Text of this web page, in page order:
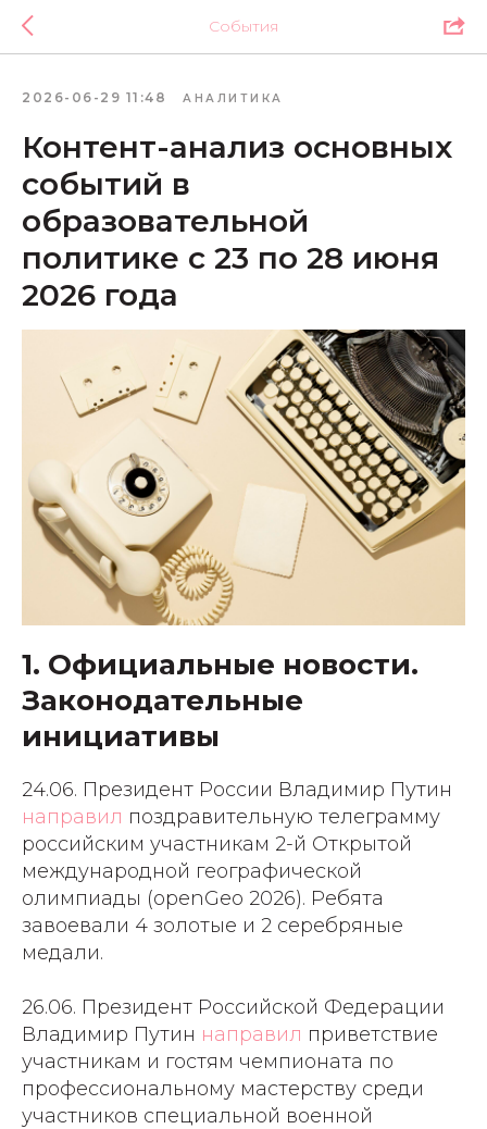
События
2026-06-29 11:48 АНАЛИТИКА
Контент-анализ основных
событий в
образовательной
политике с 23 по 28 июня
2026 года
1. Официальные новости.
Законодательные
инициативы
24.06. Президент России Владимир Путин
направил поздравительную телеграмму
российским участникам 2-й Открытой
международной географической
олимпиады (openGeo 2026). Ребята
завоевали 4 золотые и 2 серебряные
медали.
26.06. Президент Российской Федерации
Владимир Путин направил приветствие
участникам и гостям чемпионата по
профессиональному мастерству среди
участников специальной военной